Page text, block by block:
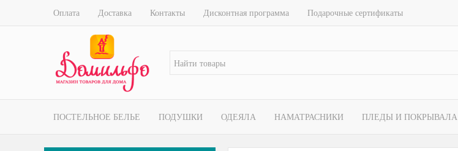
Оплата Доставка Контакты Дисконтная программа Подарочные сертификаты
ПОСТЕЛЬНОЕ БЕЛЬЕ ПОДУШКИ ОДЕЯЛА НАМАТРАСНИКИ ПЛЕДЫ И ПОКРЫВАЛА